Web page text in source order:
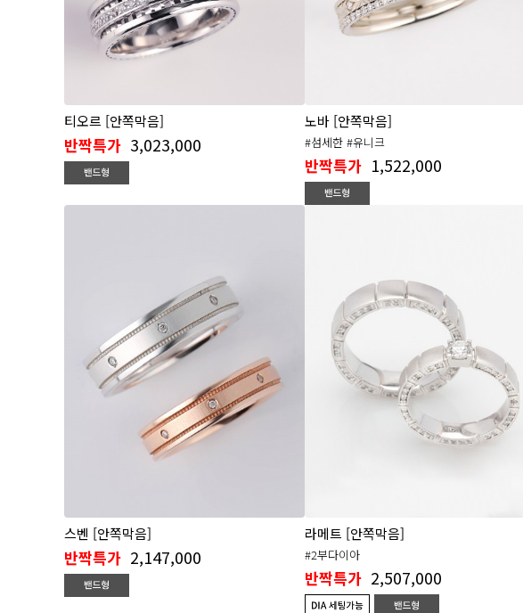
티오르 [안쪽막음]
반짝특가 3,023,000
노바 [안쪽막음]
#섬세한 #유니크
반짝특가 1,522,000
스벤 [안쪽막음]
반짝특가 2,147,000
라메트 [안쪽막음]
#2부다이아
반짝특가 2,507,000